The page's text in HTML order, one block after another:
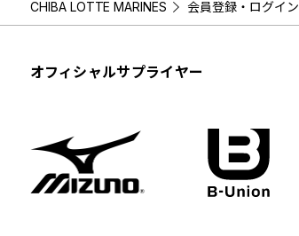
CHIBA LOTTE MARINES
会員登録・ログイン
オフィシャルサプライヤー